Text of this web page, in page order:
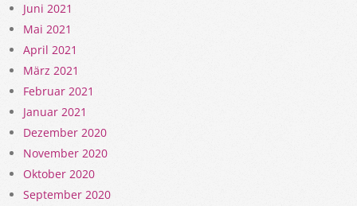
Juni 2021
Mai 2021
April 2021
März 2021
Februar 2021
Januar 2021
Dezember 2020
November 2020
Oktober 2020
September 2020